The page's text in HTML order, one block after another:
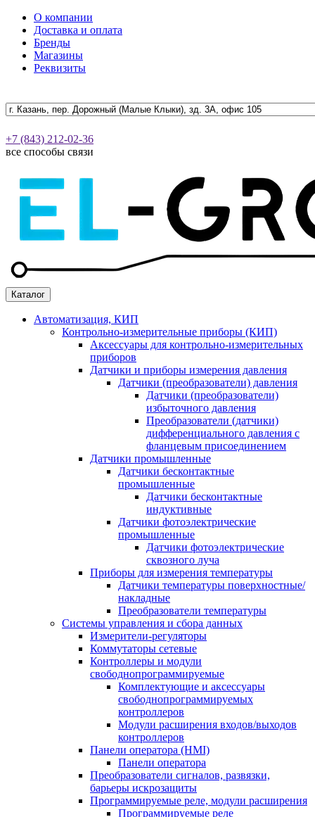
О компании
Доставка и оплата
Бренды
Магазины
Реквизиты
+7 (843) 212-02-36
все способы связи
Каталог
Автоматизация, КИП
Контрольно-измерительные приборы (КИП)
Аксессуары для контрольно-измерительных
приборов
Датчики и приборы измерения давления
Датчики (преобразователи) давления
Датчики (преобразователи)
избыточного давления
Преобразователи (датчики)
дифференциального давления с
фланцевым присоединением
Датчики промышленные
Датчики бесконтактные
промышленные
Датчики бесконтактные
индуктивные
Датчики фотоэлектрические
промышленные
Датчики фотоэлектрические
сквозного луча
Приборы для измерения температуры
Датчики температуры поверхностные/
накладные
Преобразователи температуры
Системы управления и сбора данных
Измерители-регуляторы
Коммутаторы сетевые
Контроллеры и модули
свободнопрограммируемые
Комплектующие и аксессуары
свободнопрограммируемых
контроллеров
Модули расширения входов/выходов
контроллеров
Панели оператора (HMI)
Панели оператора
Преобразователи сигналов, развязки,
барьеры искрозащиты
Программируемые реле, модули расширения
Программируемые реле